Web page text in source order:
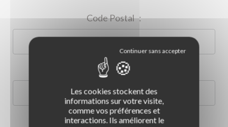
LA BOUTIQUE DES PROS
Permis B / Conduite accompagnée
Remorque
LE CLUB ROUSSEAU
Qu'est-ce que le Club Rousseau ?
Code Postal:
Ville:
Pays:
Les cookies stockent des
informations sur votre visite,
comme vos préférences et
interactions. Ils améliorent le